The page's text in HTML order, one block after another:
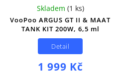
VooPoo ARGUS GT II & MAAT
TANK KIT 200W, 6,5 ml
Skladem (1 ks)
1 999 Kč
Detail